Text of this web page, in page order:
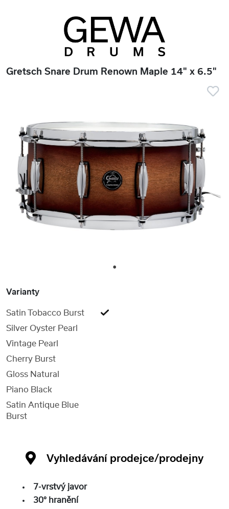
Gretsch Snare Drum Renown Maple 14" x 6.5"
1
Varianty
Satin Tobacco Burst
Silver Oyster Pearl
Vintage Pearl
Cherry Burst
Gloss Natural
Piano Black
Satin Antique Blue
Burst
Vyhledávání prodejce/prodejny
7-vrstvý javor
30° hranění